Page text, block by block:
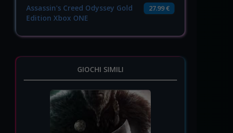
Assassin's Creed Odyssey Gold
Edition Xbox ONE
27.99 €
GIOCHI SIMILI